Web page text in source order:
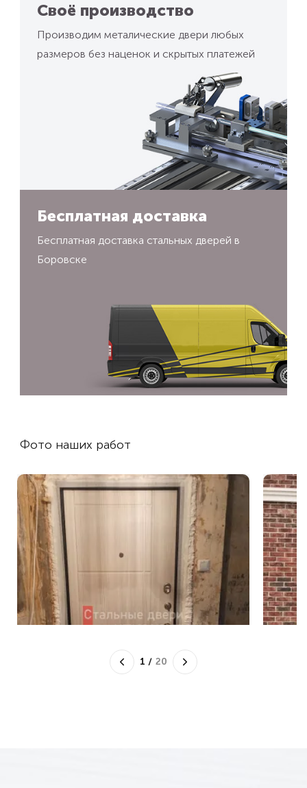
Своё производство
Производим металические двери любых
размеров без наценок и скрытых платежей
Бесплатная доставка
Бесплатная доставка стальных дверей в
Боровске
Фото наших работ
1 / 20